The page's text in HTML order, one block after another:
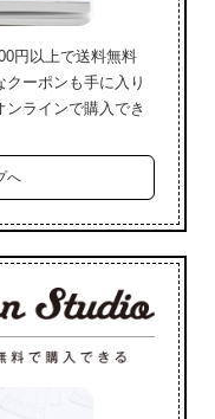
円以上で送料無料
ーポンも手に入り
ンラインで購入でき
へ